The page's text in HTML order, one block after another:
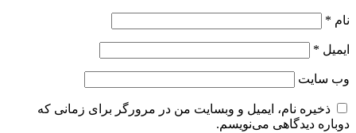
نام *
ایمیل *
وب‌ سایت
ذخیره نام، ایمیل و وبسایت من در مرورگر برای زمانی که
دوباره دیدگاهی می‌نویسم.